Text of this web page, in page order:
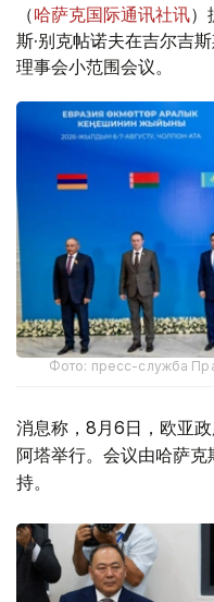
（哈萨克国际通讯社讯）
斯·别克帖诺夫在吉尔吉
理事会小范围会议。
Фото: пресс-служба
消息称，8月6日，欧亚
阿塔举行。会议由哈萨克
持。